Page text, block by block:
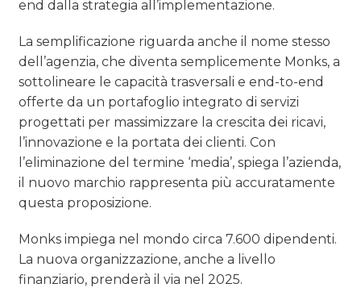
end dalla strategia all’implementazione.
La semplificazione riguarda anche il nome stesso
dell’agenzia, che diventa semplicemente Monks, a
sottolineare le capacità trasversali e end-to-end
offerte da un portafoglio integrato di servizi
progettati per massimizzare la crescita dei ricavi,
l’innovazione e la portata dei clienti. Con
l’eliminazione del termine ‘media’, spiega l’azienda,
il nuovo marchio rappresenta più accuratamente
questa proposizione.
Monks impiega nel mondo circa 7.600 dipendenti.
La nuova organizzazione, anche a livello
finanziario, prenderà il via nel 2025.